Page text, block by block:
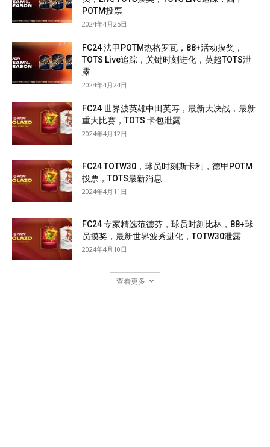
POTM投票
2024年4月25日
FC24 法甲POTM热格罗瓦，88+活动摸奖，
TOTS Live追踪，关键时刻进化，英超TOTS泄
露
2024年4月24日
FC24 世界波英雄中田英寿，最新大决战，最新
重大比赛，TOTS 卡包泄露
2024年4月12日
FC24 TOTW30，球员时刻斯卡利，德甲POTM
投票，TOTS最新消息
2024年4月11日
FC24 专家精选范德芬，球员时刻比林，88+球
员摸奖，最新世界波秀进化，TOTW30泄露
2024年4月10日
查看更多